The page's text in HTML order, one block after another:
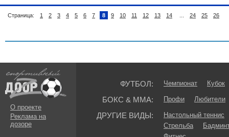
Страница: 1 2 3 4 5 6 7 8 9 10 11 12 13 14 24 25 26
О проекте
Реклама на
дозоре
ФУТБОЛ: Чемпионат Кубок
БОКС & ММА: Профи Любители
ДРУГИЕ ВИДЫ:
Настольный теннис
Стрельба